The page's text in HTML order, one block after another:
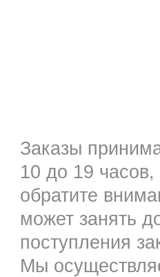
Заказы
10 до 19 часов,
обратите
может занять
поступления
Мы